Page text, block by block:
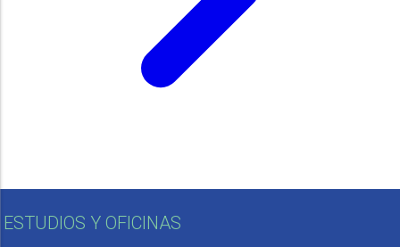
ESTUDIOS Y OFICINAS